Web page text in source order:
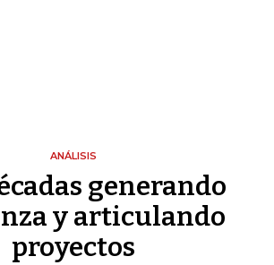
ANÁLISIS
generando
y articulando
proyectos